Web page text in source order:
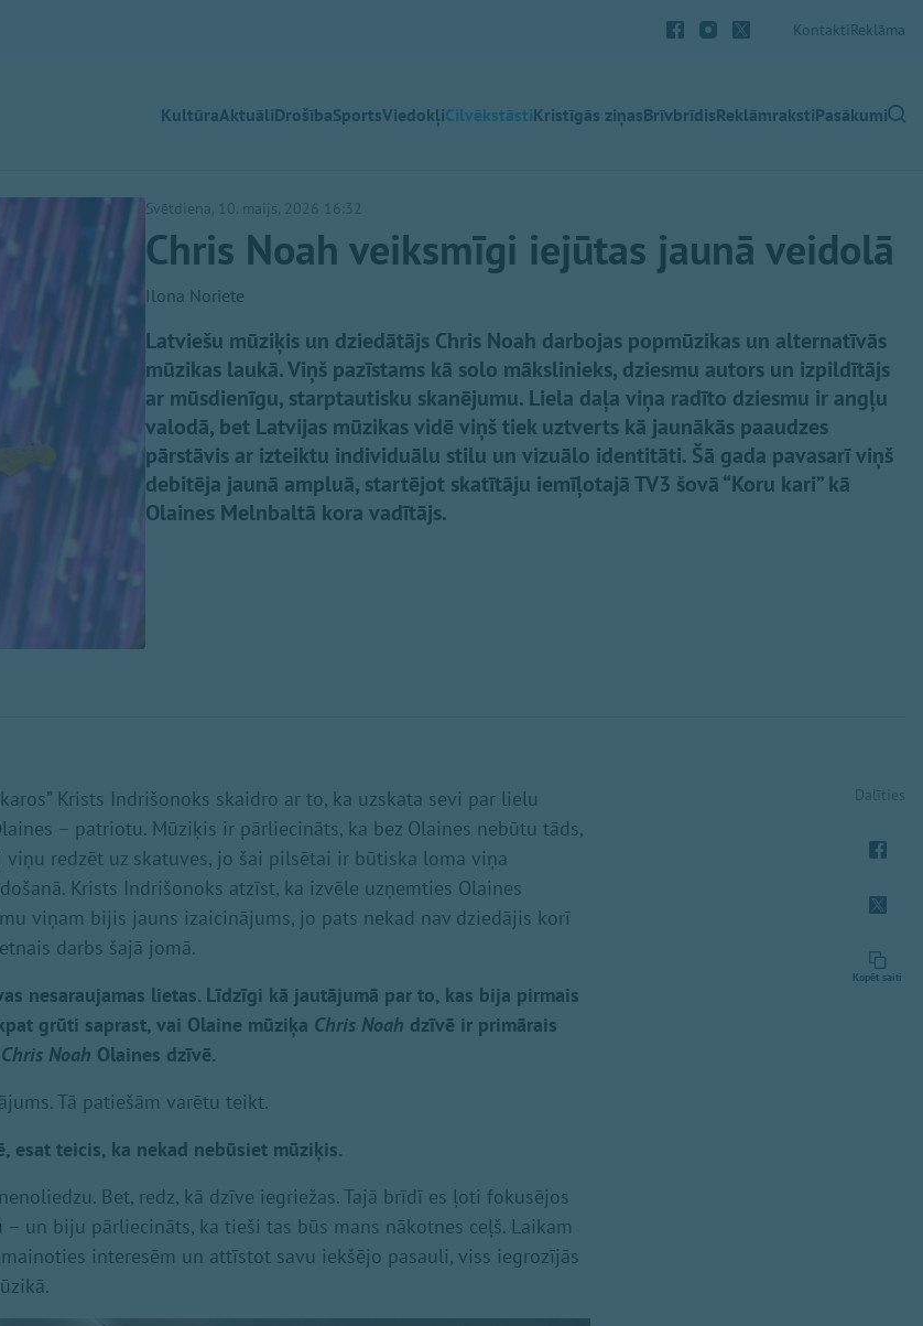
KontaktiReklāma
KultūraAktuāliDrošībaSportsViedokļiCilvēkstāstiKristīgās ziņasBrīvbrīdisReklāmrakstiPasākumi
Svētdiena, 10. maijs, 2026 16:32
Chris Noah veiksmīgi iejūtas jaunā veidolā
Ilona Noriete
Latviešu mūziķis un dziedātājs Chris Noah darbojas popmūzikas un alternatīvās
mūzikas laukā. Viņš pazīstams kā solo mākslinieks, dziesmu autors un izpildītājs
ar mūsdienīgu, starptautisku skanējumu. Liela daļa viņa radīto dziesmu ir angļu
valodā, bet Latvijas mūzikas vidē viņš tiek uztverts kā jaunākās paaudzes
pārstāvis ar izteiktu individuālu stilu un vizuālo identitāti. Šā gada pavasarī viņš
debitēja jaunā ampluā, startējot skatītāju iemīļotajā TV3 šovā “Koru kari” kā
Olaines Melnbaltā kora vadītājs.
Krists Indrišonoks skaidro ar to, ka uzskata sevi par lielu
– patriotu. Mūziķis ir pārliecināts, ka bez Olaines nebūtu tāds,
viņu redzēt uz skatuves, jo šai pilsētai ir būtiska loma viņa
Krists Indrišonoks atzīst, ka izvēle uzņemties Olaines
viņam bijis jauns izaicinājums, jo pats nekad nav dziedājis korī
darbs šajā jomā.
nesaraujamas lietas. Līdzīgi kā jautājumā par to, kas bija pirmais
grūti saprast, vai Olaine mūziķa Chris Noah dzīvē ir primārais
Chris Noah Olaines dzīvē.
Tā patiešām varētu teikt.
esat teicis, ka nekad nebūsiet mūziķis.
Bet, redz, kā dzīve iegriežas. Tajā brīdī es ļoti fokusējos
un biju pārliecināts, ka tieši tas būs mans nākotnes ceļš. Laikam
interesēm un attīstot savu iekšējo pasauli, viss iegrozījās
Dalīties
Kopēt saiti